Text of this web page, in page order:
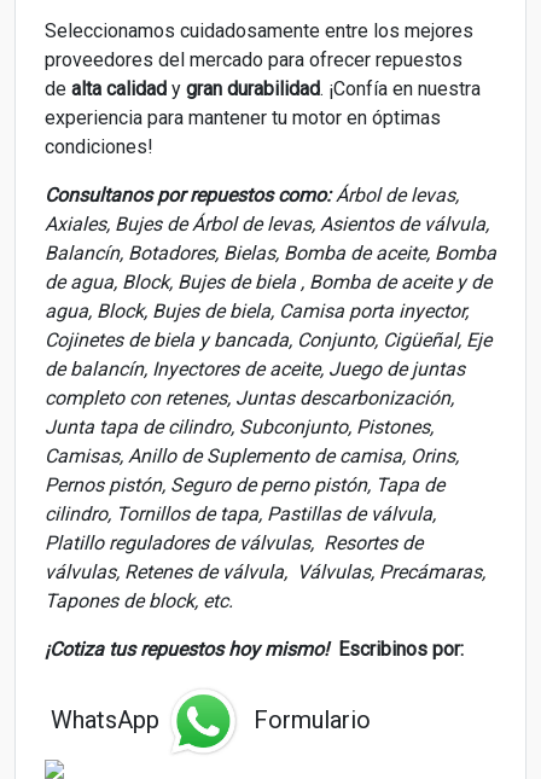
Seleccionamos cuidadosamente entre los mejores
proveedores del mercado para ofrecer repuestos
de alta calidad y gran durabilidad. ¡Confía en nuestra
experiencia para mantener tu motor en óptimas
condiciones!
Consultanos por repuestos como:Árbol de levas,
Axiales, Bujes de Árbol de levas, Asientos de válvula,
Balancín, Botadores, Bielas, Bomba de aceite, Bomba
de agua, Block, Bujes de biela , Bomba de aceite y de
agua, Block, Bujes de biela, Camisa porta inyector,
Cojinetes de biela y bancada, Conjunto, Cigüeñal, Eje
de balancín, Inyectores de aceite, Juego de juntas
completo con retenes, Juntas descarbonización,
Junta tapa de cilindro, Subconjunto, Pistones,
Camisas, Anillo de Suplemento de camisa, Orins,
Pernos pistón, Seguro de perno pistón, Tapa de
cilindro, Tornillos de tapa, Pastillas de válvula,
Platillo reguladores de válvulas, Resortes de
válvulas, Retenes de válvula, Válvulas, Precámaras,
Tapones de block, etc.
¡Cotiza tus repuestos hoy mismo! Escribinos por:
WhatsApp Formulario